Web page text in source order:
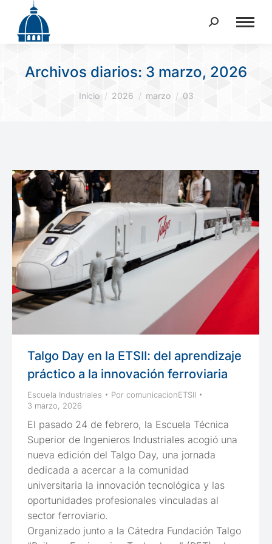
Buscar:
Archivos diarios: 3 marzo, 2026
Estás aquí:
Inicio 2026 marzo 03
Talgo Day en la ETSII: del aprendizaje
práctico a la innovación ferroviaria
Escuela Industriales Por comunicacionETSII
3 marzo, 2026
El pasado 24 de febrero, la Escuela Técnica
Superior de Ingenieros Industriales acogió una
nueva edición del Talgo Day, una jornada
dedicada a acercar a la comunidad
universitaria la innovación tecnológica y las
oportunidades profesionales vinculadas al
sector ferroviario.
Organizado junto a la Cátedra Fundación Talgo